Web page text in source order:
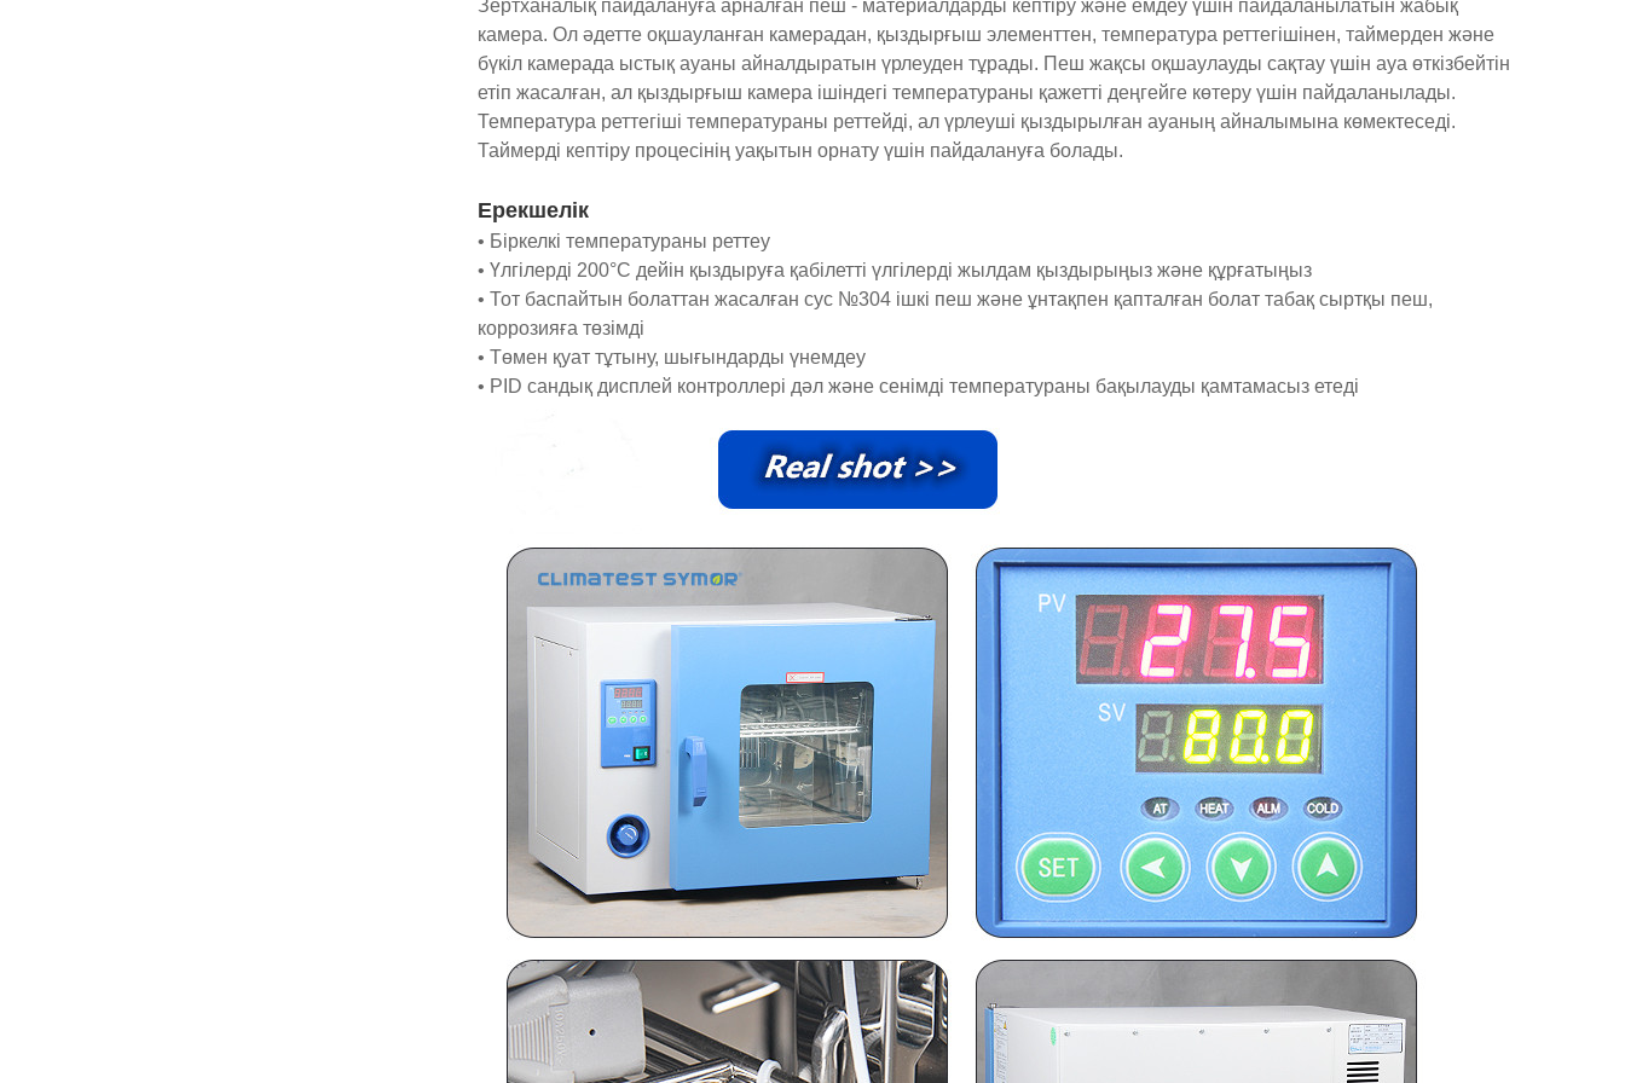
Зертханалық пайдалануға арналған пеш - материалдарды кептіру және емдеу үшін пайдаланылатын жабық
камера. Ол әдетте оқшауланған камерадан, қыздырғыш элементтен, температура реттегішінен, таймерден және
бүкіл камерада ыстық ауаны айналдыратын үрлеуден тұрады. Пеш жақсы оқшаулауды сақтау үшін ауа өткізбейтін
етіп жасалған, ал қыздырғыш камера ішіндегі температураны қажетті деңгейге көтеру үшін пайдаланылады.
Температура реттегіші температураны реттейді, ал үрлеуші ​​қыздырылған ауаның айналымына көмектеседі.
Таймерді кептіру процесінің уақытын орнату үшін пайдалануға болады.
Ерекшелік
• Біркелкі температураны реттеу
• Үлгілерді 200°C дейін қыздыруға қабілетті үлгілерді жылдам қыздырыңыз және құрғатыңыз
• Тот баспайтын болаттан жасалған сус №304 ішкі пеш және ұнтақпен қапталған болат табақ сыртқы пеш,
коррозияға төзімді
• Төмен қуат тұтыну, шығындарды үнемдеу
• PID сандық дисплей контроллері дәл және сенімді температураны бақылауды қамтамасыз етеді